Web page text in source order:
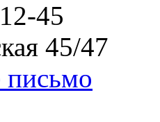
45
45/47